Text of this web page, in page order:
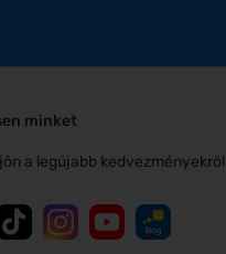
minket
a legújabb